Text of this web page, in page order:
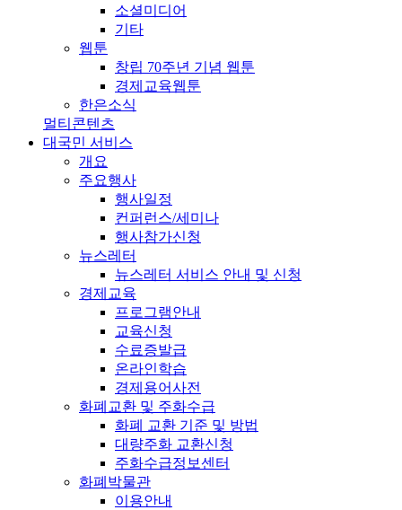
소셜미디어
기타
웹툰
창립 70주년 기념 웹툰
경제교육웹툰
한은소식
멀티콘텐츠
대국민 서비스
개요
주요행사
행사일정
컨퍼런스/세미나
행사참가신청
뉴스레터
뉴스레터 서비스 안내 및 신청
경제교육
프로그램안내
교육신청
수료증발급
온라인학습
경제용어사전
화폐교환 및 주화수급
화폐 교환 기준 및 방법
대량주화 교환신청
주화수급정보센터
화폐박물관
이용안내